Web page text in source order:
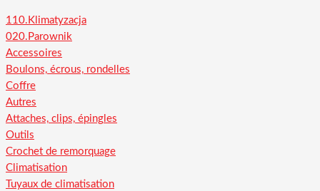
110.Klimatyzacja
020.Parownik
Accessoires
Boulons, écrous, rondelles
Coffre
Autres
Attaches, clips, épingles
Outils
Crochet de remorquage
Climatisation
Tuyaux de climatisation